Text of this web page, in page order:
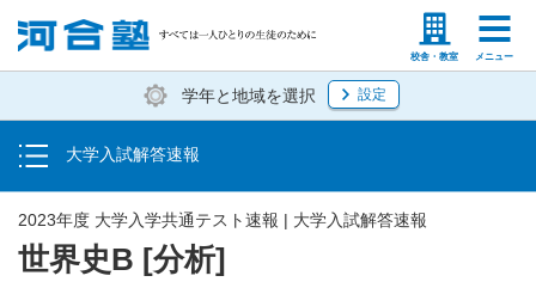
校舎・教室 メニュー
塾生の方 高等学校の先生
学年と地域を選択 設定
大学入試解答速報
トップ
大学入学共通テスト速報
国立大二次試験・私立大入試解答速報
世界史B [分析]
2023年度 大学入学共通テスト速報 | 大学入試解答速報